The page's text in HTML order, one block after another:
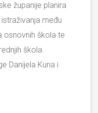
županije planira
među
osnovnih škola te
škola.
Danijela Kuna i